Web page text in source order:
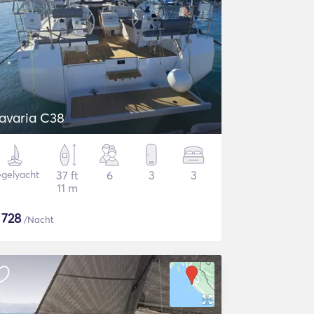
C38
37 ft
11 m
6 3 3
728/Nacht